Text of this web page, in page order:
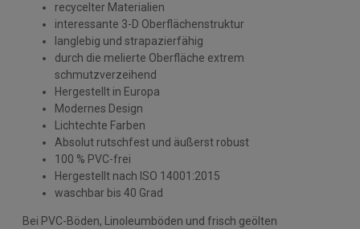
recycelter Materialien
interessante 3-D Oberflächenstruktur
langlebig und strapazierfähig
durch die melierte Oberfläche extrem
schmutzverzeihend
Hergestellt in Europa
Modernes Design
Lichtechte Farben
Absolut rutschfest und äußerst robust
100 % PVC-frei
Hergestellt nach ISO 14001:2015
waschbar bis 40 Grad
Bei PVC-Böden, Linoleumböden und frisch geölten